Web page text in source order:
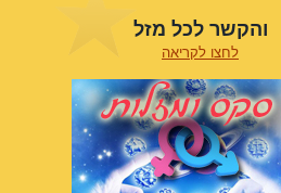
והקשר לכל מזל
לחצו לקריאה